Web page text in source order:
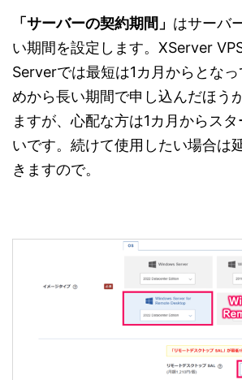
「サーバーの契約期間」 はサーバ
い期間を設定します。XServer
Serverでは最短は1カ月からとな
めから長い期間で申し込んだほう
ますが、心配な方は1カ月からス
いです。続けて使用したい場合は
きますので。